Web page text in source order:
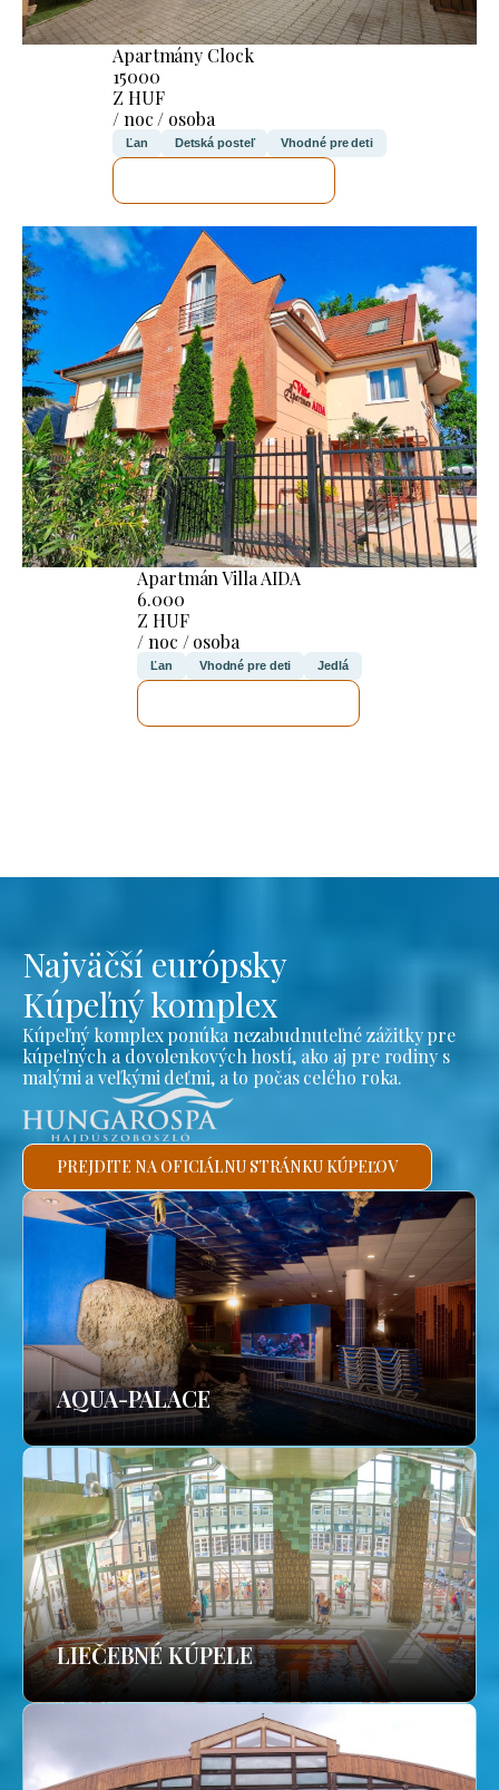
Apartmány Clock
15000
Z HUF
/ noc / osoba
Ľan Detská posteľ Vhodné pre deti
Apartmán Villa AIDA
6.000
Z HUF
/ noc / osoba
Ľan Vhodné pre deti Jedlá
Najväčší európsky
Kúpeľný komplex
Kúpeľný komplex ponúka nezabudnuteľné zážitky pre
kúpeľných a dovolenkových hostí, ako aj pre rodiny s
malými a veľkými deťmi, a to počas celého roka.
PREJDITE NA OFICIÁLNU STRÁNKU KÚPEĽOV
AQUA-PALACE
LIEČEBNÉ KÚPELE